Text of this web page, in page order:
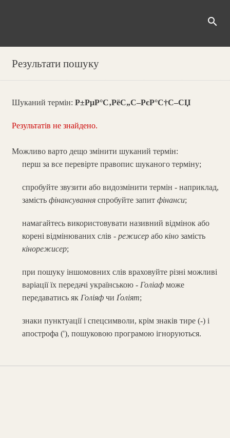
search
Результати пошуку
Шуканий термін: Р±РµР°С‚РёС„С–РєР°С†С–СЏ
Результатів не знайдено.
Можливо варто дещо змінити шуканий термін:
перш за все перевірте правопис шуканого терміну;
спробуйте звузити або видозмінити термін - наприклад,
замість фінансуванняспробуйте запит фінанси;
намагайтесь використовувати називний відмінок або
корені відмінюваних слів - режисерабо кінозамість
кінорежисер;
при пошуку іншомовних слів враховуйте різні можливі
варіації їх передачі українською - Голіафможе
передаватись як Голіяфчи Ґоліят;
знаки пунктуації і спецсимволи, крім знаків тире (-) і
апострофа ('), пошуковою програмою ігноруються.